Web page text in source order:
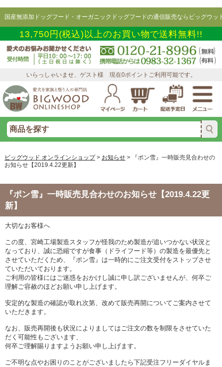
国産無添加ドッグフード・オーガニックドッグフードの通信販売ならビッグウッ
13,750円(税込)以上のお買い物で送料無料!!
いらっしゃいませ、ゲスト様 現在0ポイントご利用可能です。
ビッグウッド オンラインショップ> お知らせ>
『ポン雪』一時販売見合わせの
お知らせ【2019.4.22更新】
『ポン雪』一時販売見合わせのお知らせ【2019.4.22更
新】
大切なお客様へ
この度、宮崎工場製造スタッフが怪我のため製造が追いつかない状況と
なっており、誠に恐縮ですが食事（ドライフード等）の製造を最優先と
させていただくため、『ポン雪』は一時的にご注文受付をストップさせ
ていただいております。
ご利用の皆様にはご迷惑をおかけし誠に申し訳ございませんが、何卒ご
理解ご容赦のほどお願い申し上げます。
安定的な製造の確認が取れ次第、改めて販売再開についてご案内させて
いただきます。
なお、販売再開後も状況によりましてはご注文の数を制限をさせていた
だく可能性もございます、
何卒ご理解賜りますようお願い申し上げます。
ご不明な点やお困りのことがございましたら下記受注フリーダイヤルま